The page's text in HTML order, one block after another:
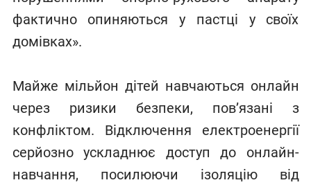
фактично опиняються у пастці у своїх
домівках».
Майже мільйон дітей навчаються онлайн
через ризики безпеки, пов’язані з
конфліктом. Відключення електроенергії
серйозно ускладнює доступ до онлайн-
навчання, посилюючи ізоляцію від